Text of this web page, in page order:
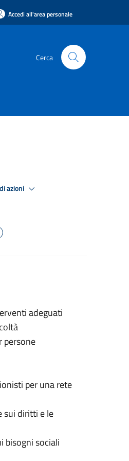
Accedi all'area personale
Cerca
azioni
adeguati
persone
per una rete
sui diritti e le
bisogni sociali